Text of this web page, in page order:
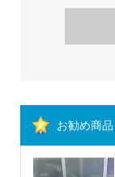
お勧め商品